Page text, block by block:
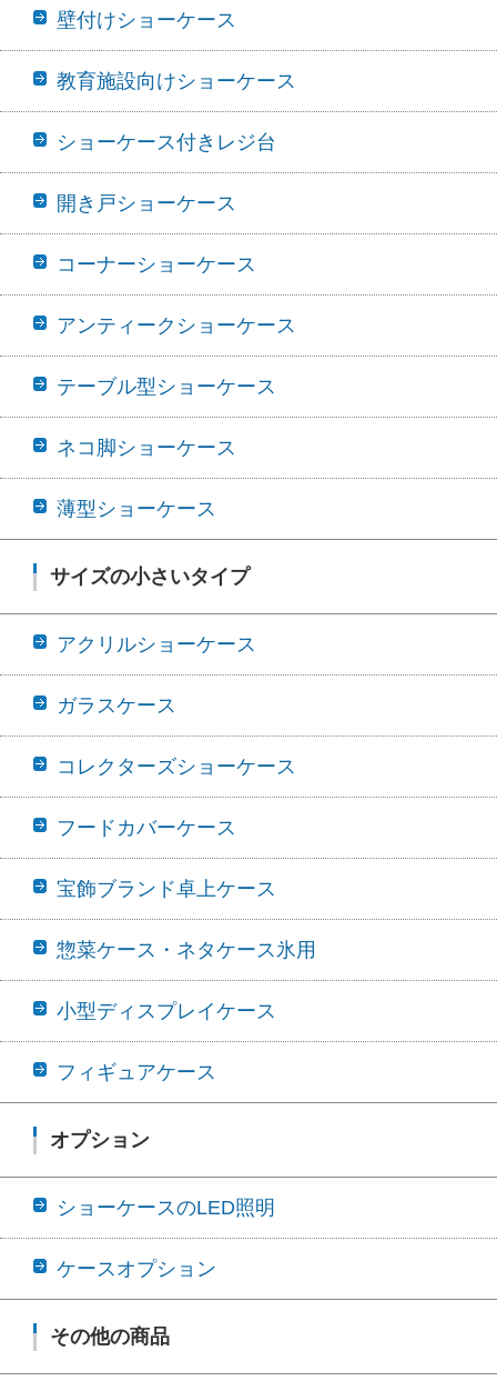
壁付けショーケース
教育施設向けショーケース
ショーケース付きレジ台
開き戸ショーケース
コーナーショーケース
アンティークショーケース
テーブル型ショーケース
ネコ脚ショーケース
薄型ショーケース
サイズの小さいタイプ
アクリルショーケース
ガラスケース
コレクターズショーケース
フードカバーケース
宝飾ブランド卓上ケース
惣菜ケース・ネタケース氷用
小型ディスプレイケース
フィギュアケース
オプション
ショーケースのLED照明
ケースオプション
その他の商品